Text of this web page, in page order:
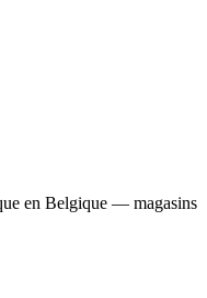
en Belgique — magasins